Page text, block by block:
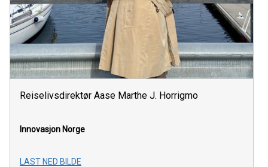
Reiselivsdirektør Aase Marthe J. Horrigmo
Innovasjon Norge
LAST NED BILDE